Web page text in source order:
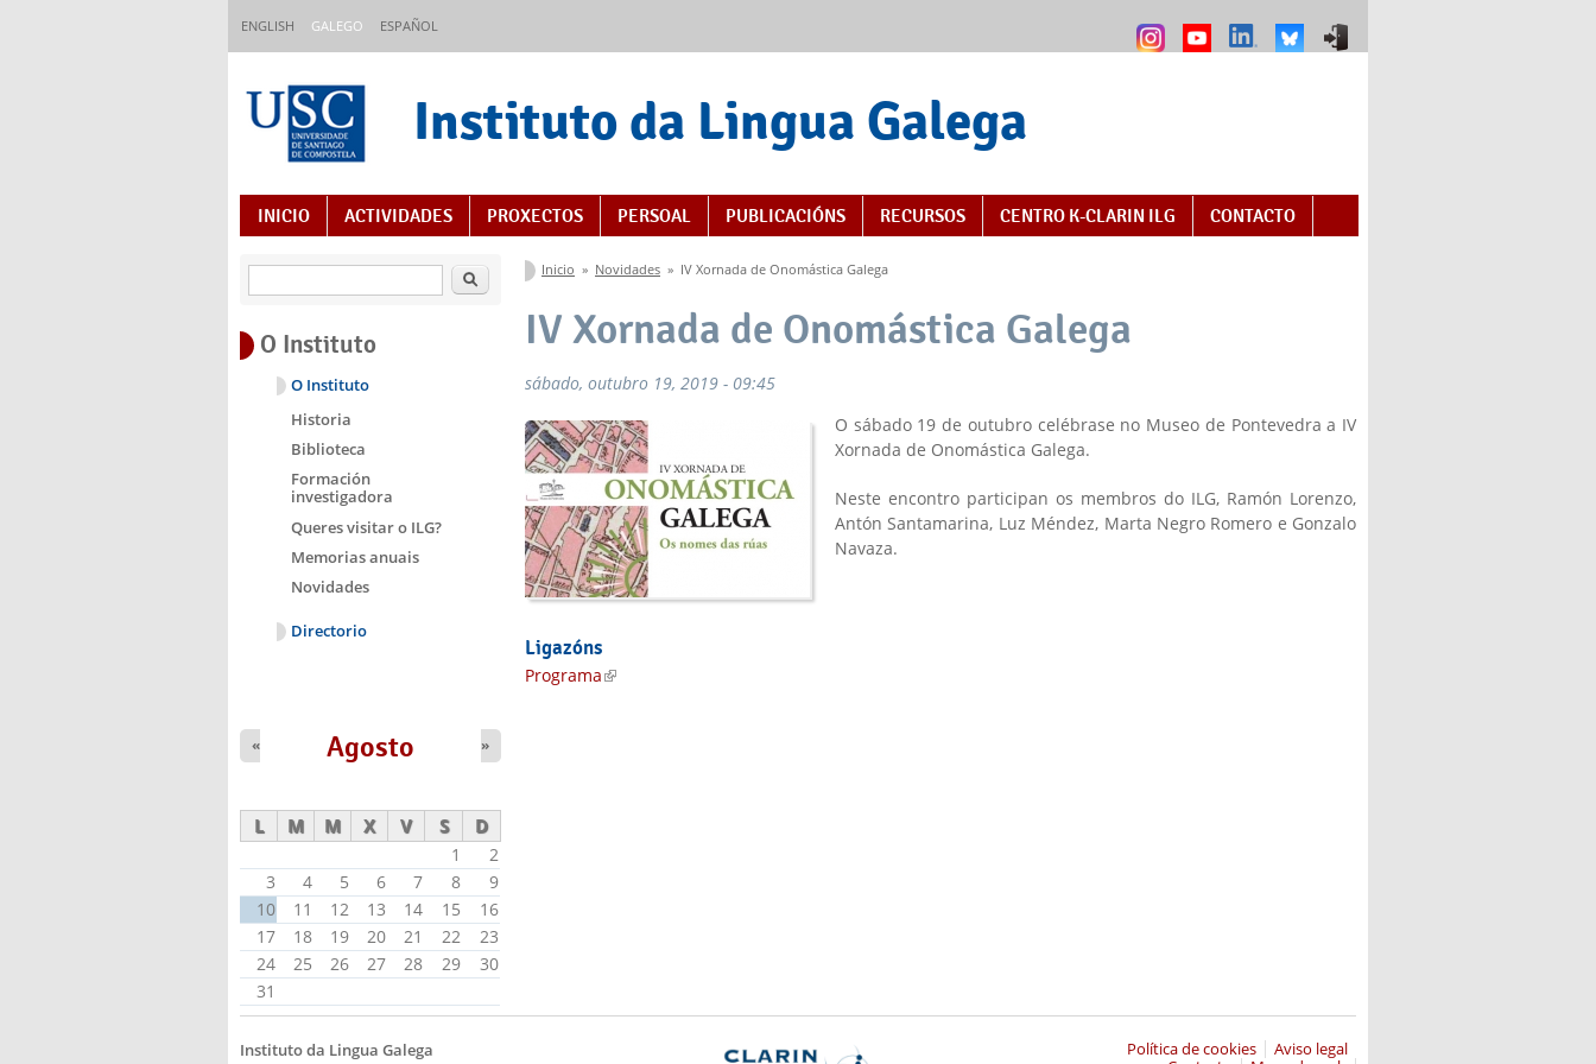
ENGLISH GALEGO ESPAÑOL
Instituto da Lingua Galega
Índice de contidos
INICIO ACTIVIDADES PROXECTOS PERSOAL PUBLICACIÓNS RECURSOS CENTRO K-CLARIN ILG CONTACTO
Vostede está aquí
Inicio » Novidades » IV Xornada de Onomástica Galega
IV Xornada de Onomástica Galega
sábado, outubro 19, 2019 - 09:45
O sábado 19 de outubro celébrase no Museo de Pontevedra a IV
Xornada de Onomástica Galega.
Neste encontro participan os membros do ILG, Ramón Lorenzo,
Antón Santamarina, Luz Méndez, Marta Negro Romero e Gonzalo
Navaza.
Ligazóns
Programa(link is external)
Buscar
O Instituto
O Instituto
Historia
Biblioteca
Formación
investigadora
Queres visitar o ILG?
Memorias anuais
Novidades
Directorio
Agosto
« »
L M M X V S D
1
2
3
4 5 6 7 8
9
10
11 12 13 14 15
16
17
18 19 20 21 22
23
24
25 26 27 28 29
30
31
Instituto da Lingua Galega
Aviso legal
Política de cookies